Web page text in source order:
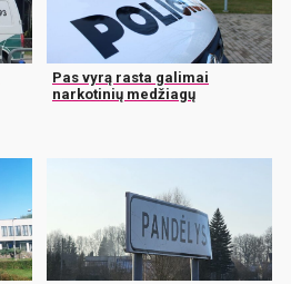
Pas vyrą rasta galimai
narkotinių medžiagų